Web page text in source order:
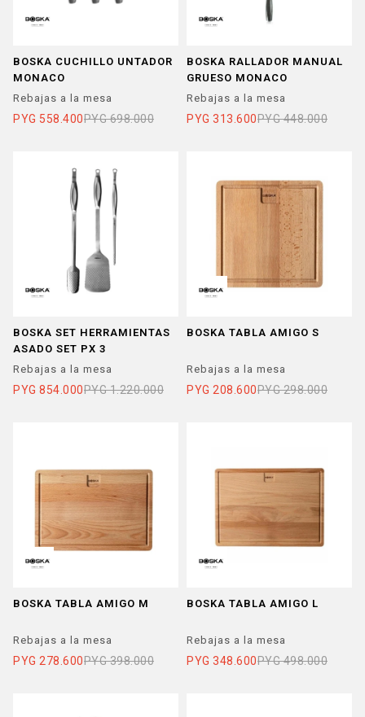
BOSKA CUCHILLO UNTADOR
MONACO
Rebajas a la mesa
PYG 558.400PYG 698.000
BOSKA RALLADOR MANUAL
GRUESO MONACO
Rebajas a la mesa
PYG 313.600PYG 448.000
BOSKA SET HERRAMIENTAS
ASADO SET PX 3
Rebajas a la mesa
PYG 854.000PYG 1.220.000
BOSKA TABLA AMIGO S
Rebajas a la mesa
PYG 208.600PYG 298.000
BOSKA TABLA AMIGO M
Rebajas a la mesa
PYG 278.600PYG 398.000
BOSKA TABLA AMIGO L
Rebajas a la mesa
PYG 348.600PYG 498.000